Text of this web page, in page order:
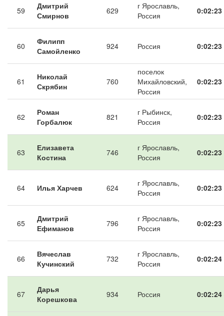
59
Дмитрий
Смирнов
629
г Ярославль,
Россия
0:02:23
60
Филипп
Самойленко
924 Россия 0:02:23
61
Николай
Скрябин
760
поселок
Михайловский,
Россия
0:02:23
62
Роман
Горбалюк
821
г Рыбинск,
Россия
0:02:23
63
Елизавета
Костина
746
г Ярославль,
Россия
0:02:23
64 Илья Харчев 624
г Ярославль,
Россия
0:02:23
65
Дмитрий
Ефиманов
796
г Ярославль,
Россия
0:02:23
66
Вячеслав
Кучинский
732
г Ярославль,
Россия
0:02:24
67
Дарья
Корешкова
934 Россия 0:02:24